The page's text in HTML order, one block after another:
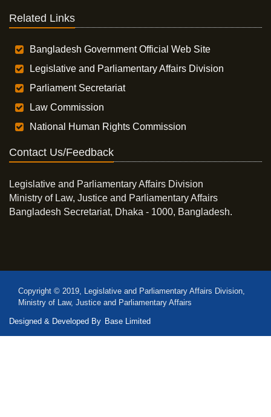
Related Links
Bangladesh Government Official Web Site
Legislative and Parliamentary Affairs Division
Parliament Secretariat
Law Commission
National Human Rights Commission
Contact Us/Feedback
Legislative and Parliamentary Affairs Division
Ministry of Law, Justice and Parliamentary Affairs
Bangladesh Secretariat, Dhaka - 1000, Bangladesh.
Copyright © 2019, Legislative and Parliamentary Affairs Division,
Ministry of Law, Justice and Parliamentary Affairs
Designed & Developed By Base Limited